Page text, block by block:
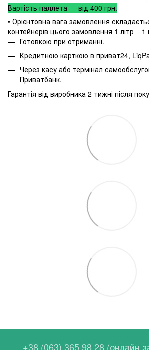
Вартість паллета — від 400 грн.
• Орієнтовна вага замовлення
контейнерів цього замовлення 1 літр = 1
Готовкою при отриманні.
Кредитною карткою в приват24,
Через касу або термінал
Приватбанк.
Гарантія від виробника 2 тижні після
+38 (063) 365 98 28 (онлайн